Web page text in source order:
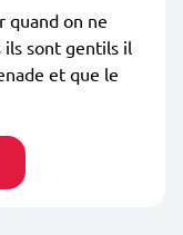
quand on ne
ils sont gentils il
et que le